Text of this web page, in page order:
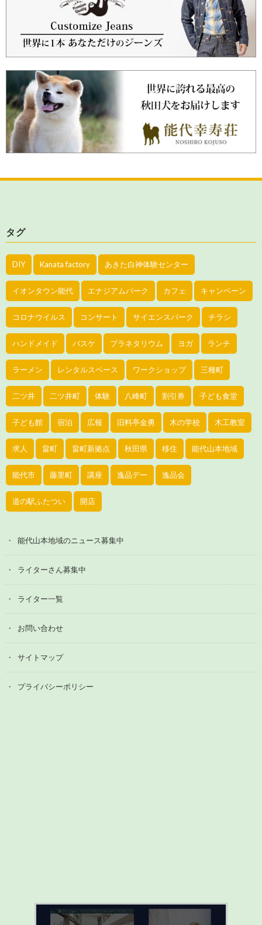
タグ
DIY Kanata factory あきた白神体験センター
イオンタウン能代 エナジアムパーク カフェ キャンペーン
コロナウイルス コンサート サイエンスパーク チラシ
ハンドメイド バスケ プラネタリウム ヨガ ランチ
ラーメン レンタルスペース ワークショップ 三種町
二ツ井 二ツ井町 体験 八峰町 割引券 子ども食堂
子ども館 宿泊 広報 旧料亭金勇 木の学校 木工教室
求人 畠町 畠町新拠点 秋田県 移住 能代山本地域
能代市 藤里町 講座 逸品デー 逸品会
道の駅ふたつい 開店
能代山本地域のニュース募集中
ライターさん募集中
ライター一覧
お問い合わせ
サイトマップ
プライバシーポリシー